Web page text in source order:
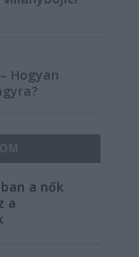
Hogyan
a nők
a